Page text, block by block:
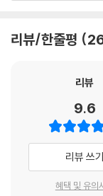
고, 그걸 익히기만 하
에 따라 목표에 도달
다. 《첫 문장부터 엔
은 시간 안에 효율적
설계하기 위한 테크
비롯한 다양한 분야
리뷰/한줄평
리뷰
9.6
리뷰 쓰기
혜택 및 유의